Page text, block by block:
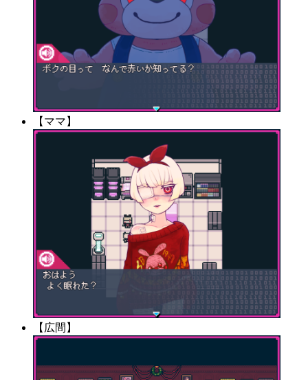
【ママ】
【広間】